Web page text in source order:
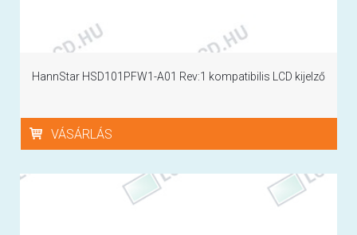
HannStar HSD101PFW1-A01 Rev:1 kompatibilis LCD kijelző
VÁSÁRLÁS